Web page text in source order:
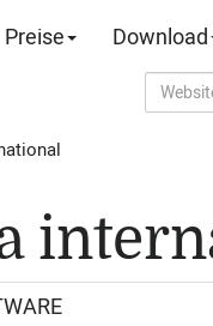
Preise Download